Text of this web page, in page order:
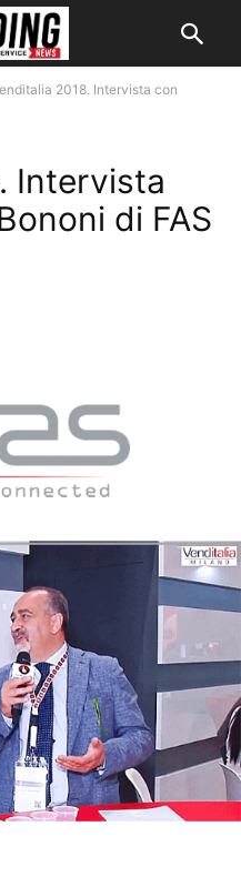
2018. Intervista con
Intervista
di FAS